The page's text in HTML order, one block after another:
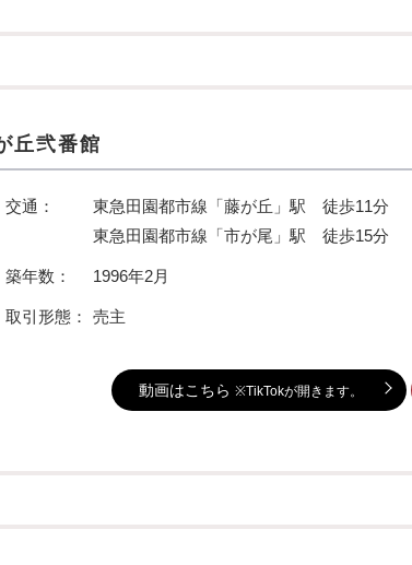
丘弐番館
交通：
東急田園都市線「藤が丘」駅 徒歩11分
東急田園都市線「市が尾」駅 徒歩15分
築年数： 1996年2月
取引形態： 売主
動画はこちら ※TikTokが開きます。